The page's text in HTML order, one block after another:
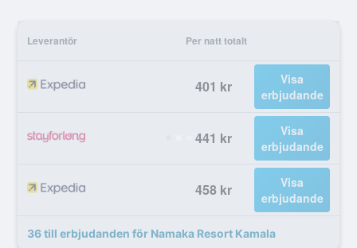
Leverantör Per natt totalt
401 kr
Visa
erbjudande
441 kr
Visa
erbjudande
458 kr
Visa
erbjudande
36 till erbjudanden för Namaka Resort Kamala